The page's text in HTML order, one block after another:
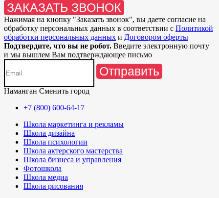
ЗАКАЗАТЬ ЗВОНОК
Нажимая на кнопку "Заказать звонок", вы даете согласие на
обработку персональных данных в соответствии с Политикой
обработки персональных данных и Договором оферты
Подтвердите, что вы не робот. Введите электронную почту
и мы вышлем Вам подтверждающее письмо
Отправить
Наманган Сменить город
+7 (800) 600-64-17
Школа маркетинга и рекламы
Школа дизайна
Школа психологии
Школа актерского мастерства
Школа бизнеса и управления
Фотошкола
Школа медиа
Школа рисования